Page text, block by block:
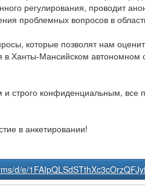
регулирования, проводит
проблемных вопросов в
которые позволят нам
в Ханты-Мансийском
строго конфиденциальным, все
в анкетировании!
d/e/